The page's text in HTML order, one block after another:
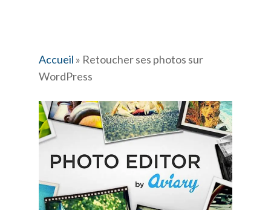
Accueil » Retoucher ses photos sur
WordPress